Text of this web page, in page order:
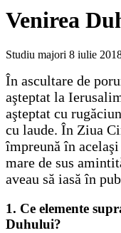
Venirea
Studiu majori 8 iulie
În ascultare de
aşteptat la
aşteptat cu
cu laude. În Ziua
împreună în
mare de sus
aveau să iasă în
1. Ce elemente
Duhului?